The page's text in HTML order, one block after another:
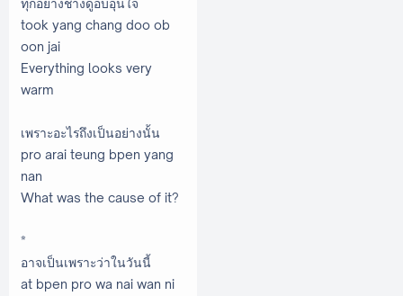
ทุกอย่างช่างดูอบอุ่นใจ
took yang chang doo ob
oon jai
Everything looks very
warm
เพราะอะไรถึงเป็นอย่างนั้น
pro arai teung bpen yang
nan
What was the cause of it?
*
อาจเป็นเพราะว่าในวันนี้
at bpen pro wa nai wan ni